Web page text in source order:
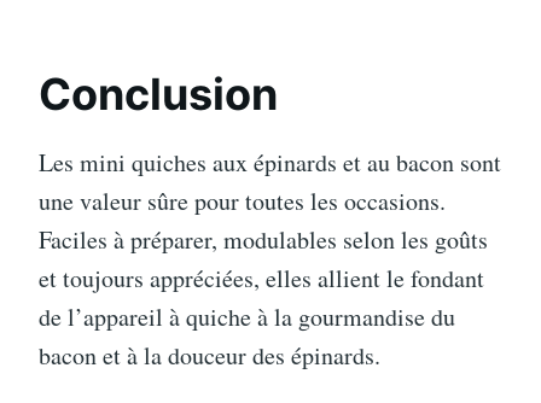
Conclusion
Les mini quiches aux épinards et au bacon sont
une valeur sûre pour toutes les occasions.
Faciles à préparer, modulables selon les goûts
et toujours appréciées, elles allient le fondant
de l’appareil à quiche à la gourmandise du
bacon et à la douceur des épinards.